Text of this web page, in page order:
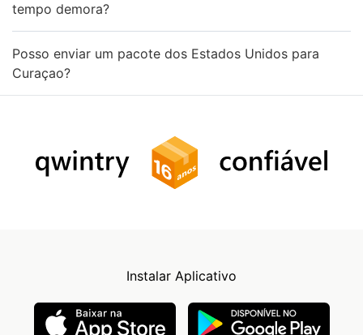
tempo demora?
Posso enviar um pacote dos Estados Unidos para
Curaçao?
Instalar Aplicativo